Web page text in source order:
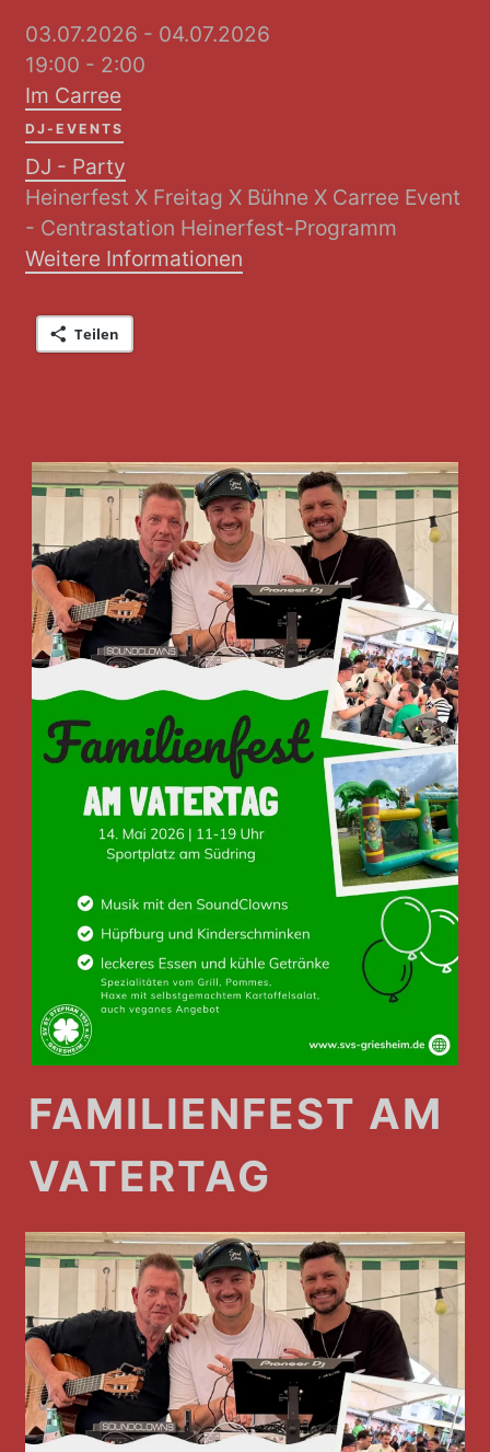
03.07.2026 - 04.07.2026
19:00 - 2:00
Im Carree
DJ-EVENTS
DJ - Party
Heinerfest X Freitag X Bühne X Carree Event
- Centrastation Heinerfest-Programm
Weitere Informationen
Teilen
FAMILIENFEST AM
VATERTAG